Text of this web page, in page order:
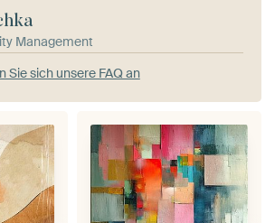
Management
Sie sich unsere FAQ an